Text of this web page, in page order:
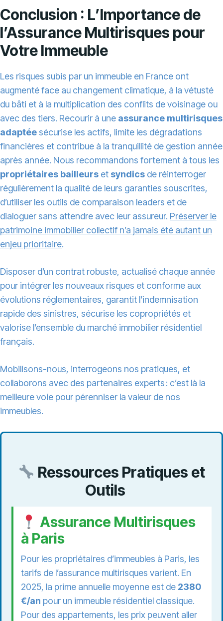
Conclusion : L’Importance de
l’Assurance Multirisques pour
Votre Immeuble
Les risques subis par un immeuble en France ont
augmenté face au changement climatique, à la vétusté
du bâti et à la multiplication des conflits de voisinage ou
avec des tiers. Recourir à une assurance multirisques
adaptée sécurise les actifs, limite les dégradations
financières et contribue à la tranquillité de gestion année
après année. Nous recommandons fortement à tous les
propriétaires bailleurs et syndics de réinterroger
régulièrement la qualité de leurs garanties souscrites,
d’utiliser les outils de comparaison leaders et de
dialoguer sans attendre avec leur assureur. Préserver le
patrimoine immobilier collectif n’a jamais été autant un
enjeu prioritaire.
Disposer d’un contrat robuste, actualisé chaque année
pour intégrer les nouveaux risques et conforme aux
évolutions réglementaires, garantit l’indemnisation
rapide des sinistres, sécurise les copropriétés et
valorise l’ensemble du marché immobilier résidentiel
français.
Mobilisons-nous, interrogeons nos pratiques, et
collaborons avec des partenaires experts : c’est là la
meilleure voie pour pérenniser la valeur de nos
immeubles.
Ressources Pratiques et
Outils
Assurance Multirisques
à Paris
Pour les propriétaires d’immeubles à Paris, les
tarifs de l’assurance multirisques varient. En
2025, la prime annuelle moyenne est de 2380
€/an pour un immeuble résidentiel classique.
Pour des appartements, les prix peuvent aller